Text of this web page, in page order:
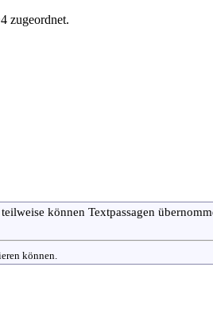
zugeordnet.
teilweise können Textpassagen
können.